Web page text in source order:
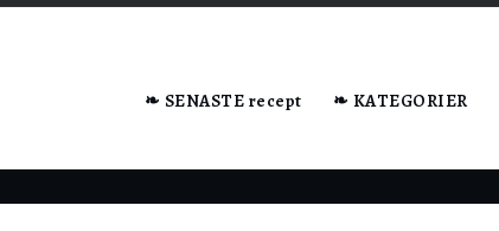
❧ SENASTE recept ❧ KATEGORIER
när du besöker webbplatsen.
ska